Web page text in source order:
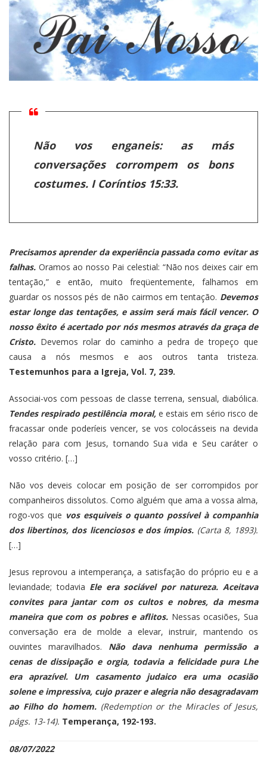
Não vos enganeis: as más
conversações corrompem os bons
costumes. I Coríntios 15:33.
Precisamos aprender da experiência passada como evitar as
falhas. Oramos ao nosso Pai celestial: “Não nos deixes cair em
tentação,” e então, muito freqüentemente, falhamos em
guardar os nossos pés de não cairmos em tentação. Devemos
estar longe das tentações, e assim será mais fácil vencer. O
nosso êxito é acertado por nós mesmos através da graça de
Cristo. Devemos rolar do caminho a pedra de tropeço que
causa a nós mesmos e aos outros tanta tristeza.
Testemunhos para a Igreja, Vol. 7, 239.
Associai-vos com pessoas de classe terrena, sensual, diabólica.
Tendes respirado pestilência moral,e estais em sério risco de
fracassar onde poderíeis vencer, se vos colocásseis na devida
relação para com Jesus, tornando Sua vida e Seu caráter o
vosso critério. […]
Não vos deveis colocar em posição de ser corrompidos por
companheiros dissolutos. Como alguém que ama a vossa alma,
rogo-vos que vos esquiveis o quanto possível à companhia
dos libertinos, dos licenciosos e dos ímpios. (Carta 8, 1893).
[…]
Jesus reprovou a intemperança, a satisfação do próprio eu e a
leviandade; todavia Ele era sociável por natureza. Aceitava
convites para jantar com os cultos e nobres, da mesma
maneira que com os pobres e aflitos. Nessas ocasiões, Sua
conversação era de molde a elevar, instruir, mantendo os
ouvintes maravilhados. Não dava nenhuma permissão a
cenas de dissipação e orgia, todavia a felicidade pura Lhe
era aprazível. Um casamento judaico era uma ocasião
solene e impressiva, cujo prazer e alegria não desagradavam
ao Filho do homem. (Redemption or the Miracles of Jesus,
págs. 13-14). Temperança, 192-193.
08/07/2022